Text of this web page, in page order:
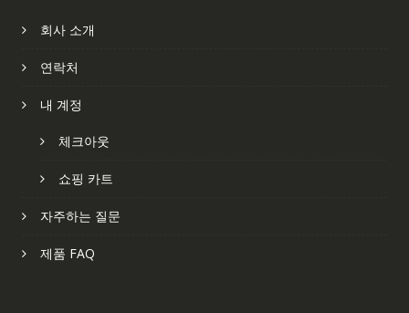
회사 소개
연락처
내 계정
체크아웃
쇼핑 카트
자주하는 질문
제품 FAQ